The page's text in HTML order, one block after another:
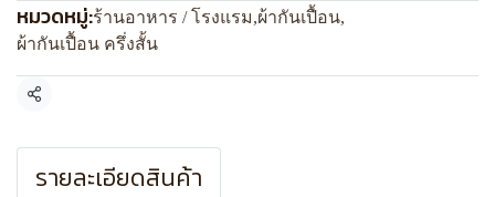
หมวดหมู่:ร้านอาหาร / โรงแรม,ผ้ากันเปื้อน,
ผ้ากันเปื้อน ครึ่งสั้น
แชร์
รายละเอียดสินค้า